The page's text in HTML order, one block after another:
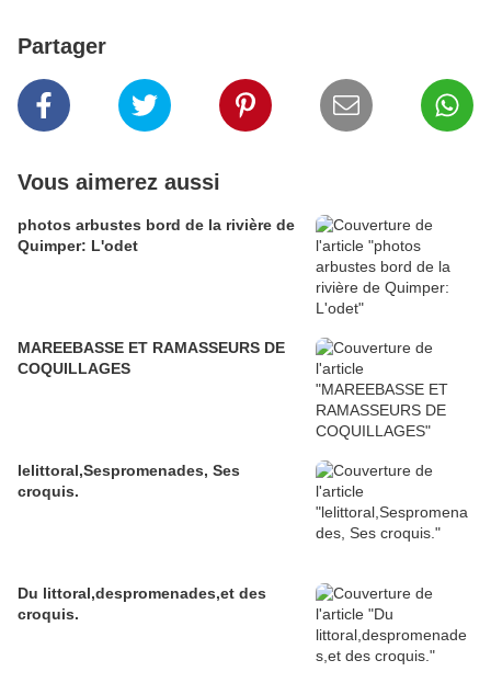
Partager
Vous aimerez aussi
photos arbustes bord de la rivière de
Quimper: L'odet
MAREEBASSE ET RAMASSEURS DE
COQUILLAGES
lelittoral,Sespromenades, Ses
croquis.
Du littoral,despromenades,et des
croquis.